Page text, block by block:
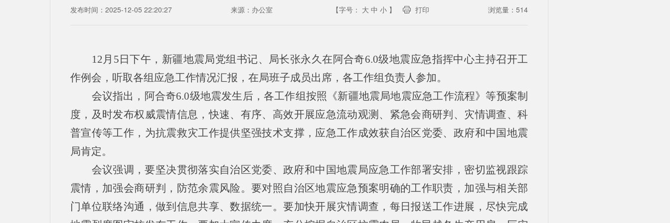
发布时间：2025-12-05 22:20:27 来源： 办公室 【字号： 大 中 小 】 打印 浏览量： 514
12月5日下午，新疆地震局党组书记、局长张永久在阿合奇6.0级地震应急指挥中心主持召开工
作例会，听取各组应急工作情况汇报，在局班子成员出席，各工作组负责人参加。
会议指出，阿合奇6.0级地震发生后，各工作组按照《新疆地震局地震应急工作流程》等预案制
度，及时发布权威震情信息，快速、有序、高效开展应急流动观测、紧急会商研判、灾情调查、科
普宣传等工作，为抗震救灾工作提供坚强技术支撑，应急工作成效获自治区党委、政府和中国地震
局肯定。
会议强调，要坚决贯彻落实自治区党委、政府和中国地震局应急工作部署安排，密切监视跟踪
震情，加强会商研判，防范余震风险。要对照自治区地震应急预案明确的工作职责，加强与相关部
门单位联络沟通，做到信息共享、数据统一。要加快开展灾情调查，每日报送工作进展，尽快完成